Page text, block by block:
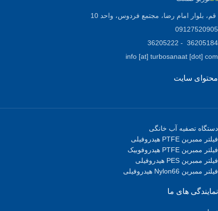
قم، بلوار امام رضا، مجتمع فردوس، واحد 10
09127520905
36205184 - 36205222
info [at] turbosanaat [dot] com
محتوای سایت
دستگاه تصفیه آب خانگی
فیلتر ممبرین PTFE هیدروفیلی
فیلتر ممبرین PTFE هیدروفوبیک
فیلتر ممبرین PES هیدروفیلی
فیلتر ممبرین Nylon66 هیدروفیلی
نمایندگی های ما